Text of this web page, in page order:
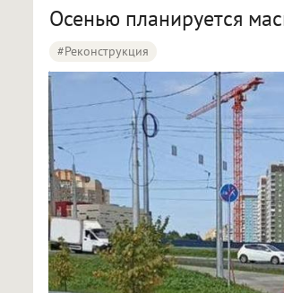
Осенью планируется
#реконструкция